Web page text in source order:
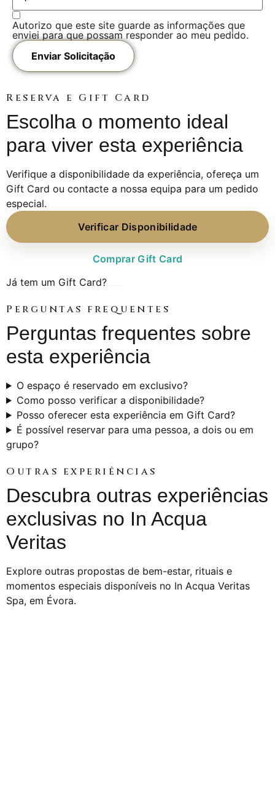
Autorizo que este site guarde as informações que
enviei para que possam responder ao meu pedido.
Enviar Solicitação
Reserva e Gift Card
Escolha o momento ideal
para viver esta experiência
Verifique a disponibilidade da experiência, ofereça um
Gift Card ou contacte a nossa equipa para um pedido
especial.
Verificar Disponibilidade
Comprar Gift Card
Já tem um Gift Card?
Perguntas frequentes
Perguntas frequentes sobre
esta experiência
O espaço é reservado em exclusivo?
Como posso verificar a disponibilidade?
Posso oferecer esta experiência em Gift Card?
É possível reservar para uma pessoa, a dois ou em
grupo?
Outras experiências
Descubra outras experiências
exclusivas no In Acqua
Veritas
Explore outras propostas de bem-estar, rituais e
momentos especiais disponíveis no In Acqua Veritas
Spa, em Évora.